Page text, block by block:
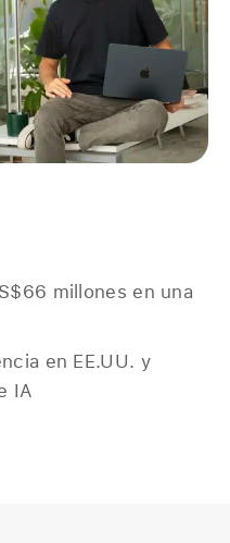
millones en una
en EE.UU. y
IA